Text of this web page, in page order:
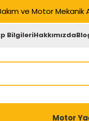
ve Motor Mekanik
BilgileriHakkımızda
Motor